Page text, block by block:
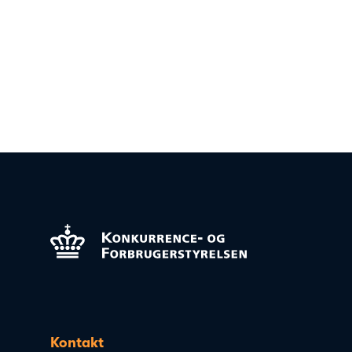
Kontakt